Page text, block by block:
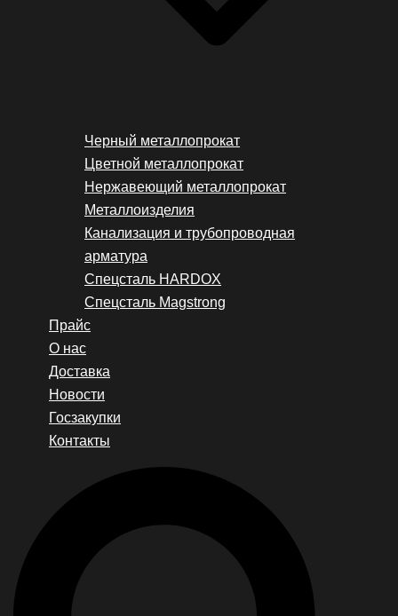
Черный металлопрокат
Цветной металлопрокат
Нержавеющий металлопрокат
Металлоизделия
Канализация и трубопроводная
арматура
Спецсталь HARDOX
Спецсталь Magstrong
Прайс
О нас
Доставка
Новости
Госзакупки
Контакты